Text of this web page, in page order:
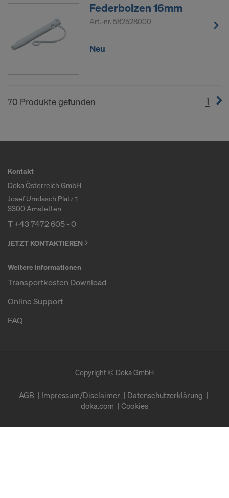
Federbolzen 16mm
Art.-nr. 582528000
Neu
70 Produkte gefunden 1
Kontakt
Doka Österreich GmbH
Josef Umdasch Platz 1
3300 Amstetten
T+43 7472 605 - 0
JETZT KONTAKTIEREN
Weitere Informationen
Transportkosten Download
Online Support
FAQ
Copyright © Doka GmbH
AGB Impressum/Disclaimer
Datenschutzerklärung
doka.com
Cookies